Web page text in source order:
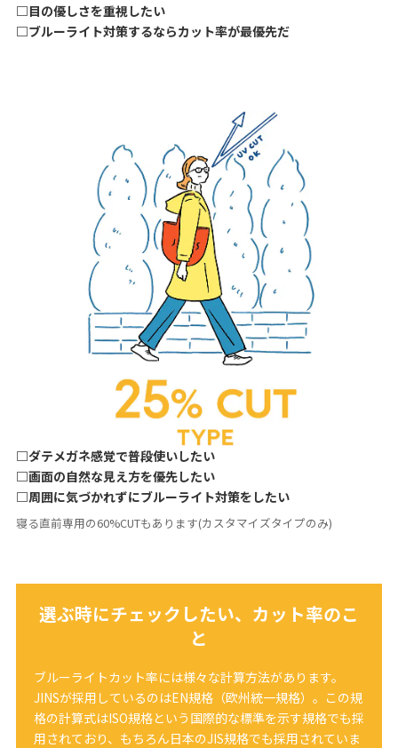
□目の優しさを重視したい
□ブルーライト対策するならカット率が最優先だ
□ダテメガネ感覚で普段使いしたい
□画面の自然な見え方を優先したい
□周囲に気づかれずにブルーライト対策をしたい
寝る直前専用の60%CUTもあります(カスタマイズタイプのみ)
選ぶ時にチェックしたい、カット率のこ
と
ブルーライトカット率には様々な計算方法があります。
JINSが採用しているのはEN規格（欧州統一規格）。この規
格の計算式はISO規格という国際的な標準を示す規格でも採
用されており、もちろん日本のJIS規格でも採用されていま